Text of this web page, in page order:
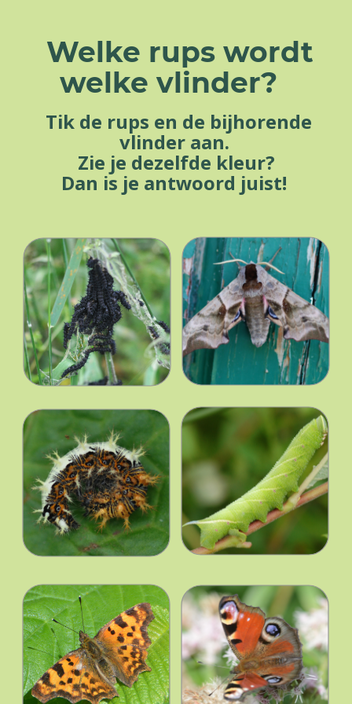
Tik de rups en de bijhorende
vlinder aan.
Zie je dezelfde kleur?
Dan is je antwoord juist!
Welke rups wordt
welke vlinder?